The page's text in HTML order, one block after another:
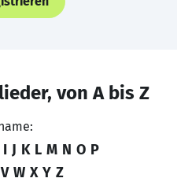
von A bis Z
I J K L M N O P
V W X Y Z